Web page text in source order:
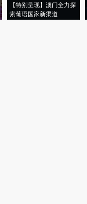
【特别呈现】澳门全力探
索葡语国家新渠道